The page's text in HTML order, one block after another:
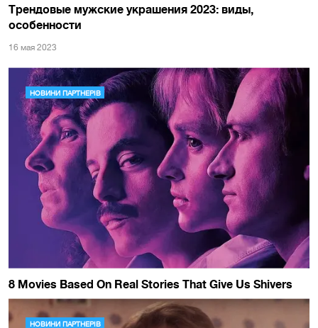
Трендовые мужские украшения 2023: виды,
особенности
16 мая 2023